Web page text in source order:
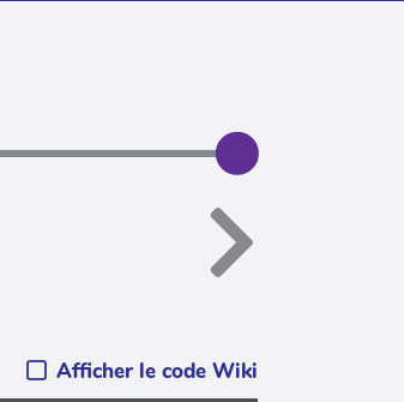
Afficher le code Wiki